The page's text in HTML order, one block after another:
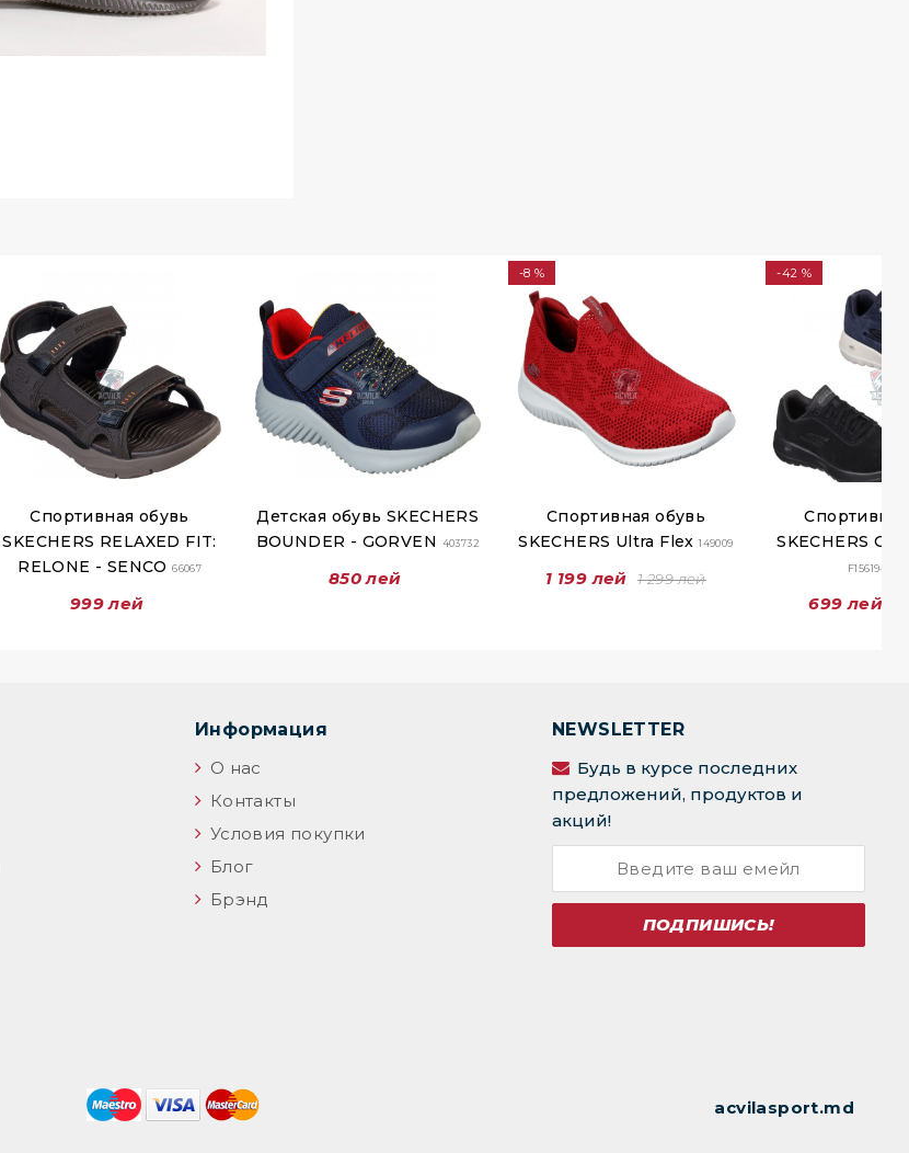
Спортивная обувь
SKECHERS RELAXED FIT:
RELONE - SENCO66067
999 лей
Детская обувь SKECHERS
BOUNDER - GORVEN
403732
850 лей
-8 %
Спортивная обувь
SKECHERS Ultra Flex149009
1 199 лей 1 299 лей
-42 %
SKECHERS GO
F15619-
699 лей
Информация
О нас
Контакты
Условия покупки
Блог
Брэнд
NEWSLETTER
Будь в курсе последних
предложений, продуктов и
акций!
ПОДПИШИСЬ!
acvilasport.md